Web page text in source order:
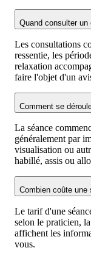
Quand consulter un
Les consultations
ressentie, les
relaxation
faire l'objet d'un
Comment se
La séance
généralement par
visualisation ou
habillé, assis ou
Combien coûte une
Le tarif d'une
selon le praticien,
affichent les
vous.